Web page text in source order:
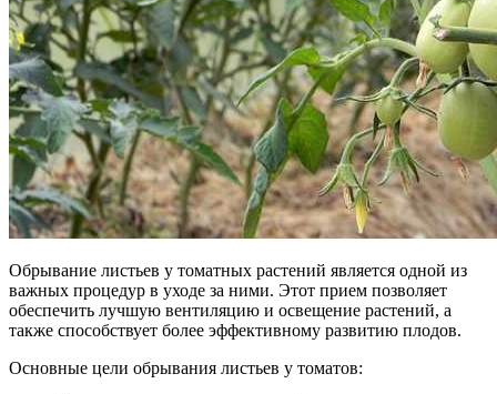
Обрывание листьев у томатных растений является одной из
важных процедур в уходе за ними. Этот прием позволяет
обеспечить лучшую вентиляцию и освещение растений, а
также способствует более эффективному развитию плодов.
Основные цели обрывания листьев у томатов: